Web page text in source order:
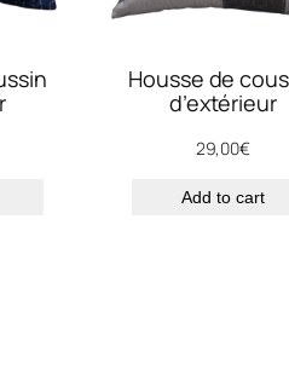
Housse de
d’extérieur
29,00€
Add to cart